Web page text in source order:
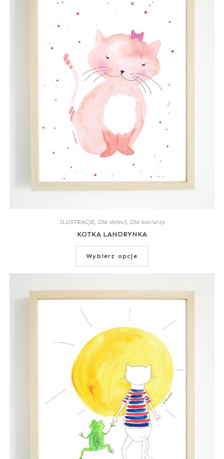
ILUSTRACJE, Dla dzieci, Dla kociarzy
KOTKA LANDRYNKA
Wybierz opcje